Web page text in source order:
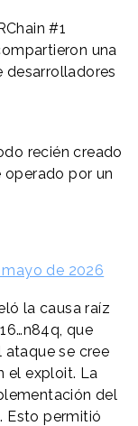
#1
una
desarrolladores
recién creado
por un
mayo de 2026
la causa raíz
que
ataque se cree
el exploit. La
del
Esto permitió